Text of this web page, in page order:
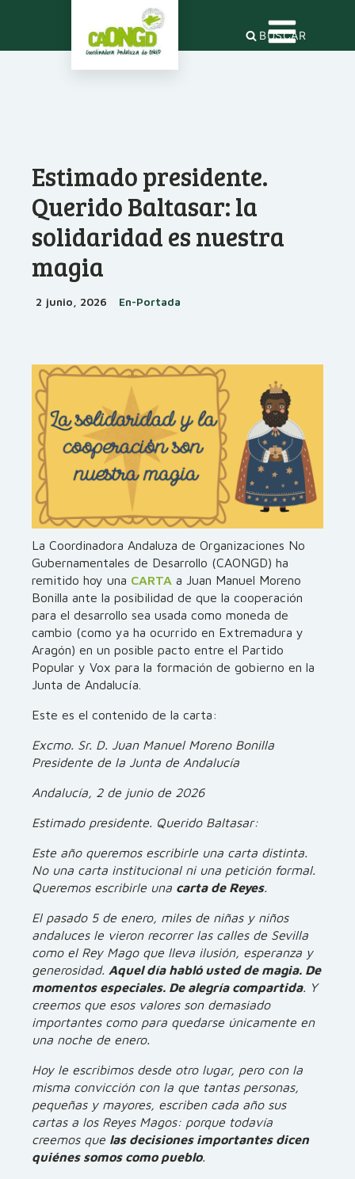
BUSCAR
Estimado presidente.
Querido Baltasar: la
solidaridad es nuestra
magia
2 junio, 2026 En-Portada
La Coordinadora Andaluza de Organizaciones No
Gubernamentales de Desarrollo (CAONGD) ha
remitido hoy una CARTA a Juan Manuel Moreno
Bonilla ante la posibilidad de que la cooperación
para el desarrollo sea usada como moneda de
cambio (como ya ha ocurrido en Extremadura y
Aragón) en un posible pacto entre el Partido
Popular y Vox para la formación de gobierno en la
Junta de Andalucía.
Este es el contenido de la carta:
Excmo. Sr. D. Juan Manuel Moreno Bonilla
Presidente de la Junta de Andalucía
Andalucía, 2 de junio de 2026
Estimado presidente. Querido Baltasar:
Este año queremos escribirle una carta distinta.
No una carta institucional ni una petición formal.
Queremos escribirle una carta de Reyes.
El pasado 5 de enero, miles de niñas y niños
andaluces le vieron recorrer las calles de Sevilla
como el Rey Mago que lleva ilusión, esperanza y
generosidad. Aquel día habló usted de magia. De
momentos especiales. De alegría compartida. Y
creemos que esos valores son demasiado
importantes como para quedarse únicamente en
una noche de enero.
Hoy le escribimos desde otro lugar, pero con la
misma convicción con la que tantas personas,
pequeñas y mayores, escriben cada año sus
cartas a los Reyes Magos: porque todavía
creemos que las decisiones importantes dicen
quiénes somos como pueblo.